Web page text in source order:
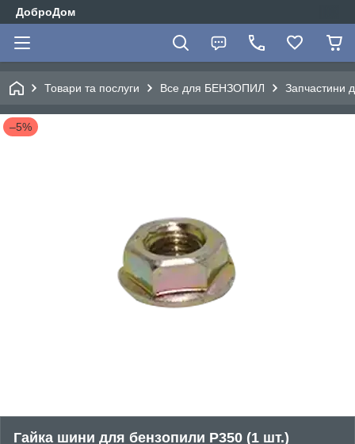
ДоброДом
Товари та послуги Все для БЕНЗОПИЛ Запчастини
–5%
Гайка шини для бензопили P350 (1 шт.)